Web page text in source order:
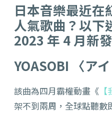
日本音樂最近在
人氣歌曲？以下
2023 年 4 月新
YOASOBI 〈アイ
該曲為四月霸權動畫《
架不到兩周，全球點聽數